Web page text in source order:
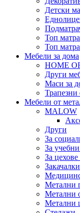
Детски
Топ
Топ
Мебели за дома
HOME
Други
Маси за
Трапезни
Мебели от
MALOW
Други
За
За
За
Закачалки
Метални
Метални
Метални